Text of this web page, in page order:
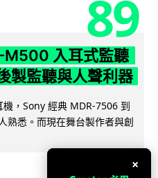
89
M500 入耳式監聽
製監聽與人聲利器
，Sony 經典 MDR-7506 到
熟悉。而現在舞台製作者與創
×